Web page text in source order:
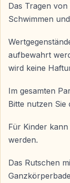
Haben auch
Absolut —
Pools sind
Ja —
Was sollte ich
bequeme
Das Tragen
Schwimmen
aufbewahrt
wird keine
Im gesamten
Bitte nutzen Sie
Für Kinder
werden.
Das Rutschen